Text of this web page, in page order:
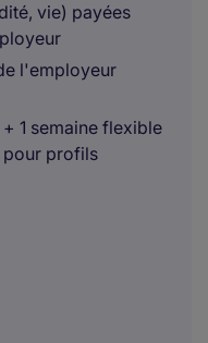
vie) payées
l'employeur
1 semaine flexible
pour profils